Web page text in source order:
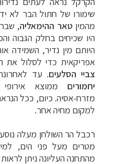
שימורו של חתול הבר לא
מהמין טאר ההימאליה
היו שכיחים בחלק הגבוה
היותם מין נדיר, השמידה
אפריקאית כדי לסלול
צביי הסלעים. עד
יחמורים ממוצא
מזרח-אסיה. כיום, ככל
למקום מחיה אחר.
מטרים מעל פני הים,
מהתחנה העליונה ניתן